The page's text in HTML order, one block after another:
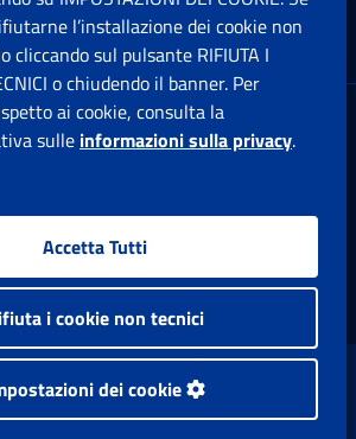
: Via Ciro il Grande, 21
Roma
una nuova finestra
Apre una nuova finestra
Whatsapp: Apre una nuova
Youtube: Apre una
Instagram:
© 1997-2026
Nazionale Previdenza Sociale.
l’installazione dei cookie non
cliccando sul pulsante RIFIUTA I
o chiudendo il banner. Per
ai cookie, consulta la
sulle informazioni sulla privacy.
Accetta Tutti
i cookie non tecnici
dei cookie